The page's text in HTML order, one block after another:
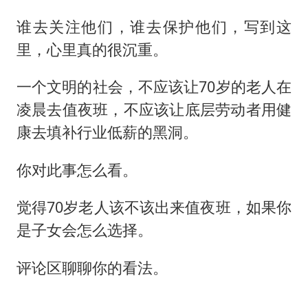
谁去关注他们，谁去保护他们，写到这
里，心里真的很沉重。
一个文明的社会，不应该让70岁的老人在
凌晨去值夜班，不应该让底层劳动者用健
康去填补行业低薪的黑洞。
你对此事怎么看。
觉得70岁老人该不该出来值夜班，如果你
是子女会怎么选择。
评论区聊聊你的看法。